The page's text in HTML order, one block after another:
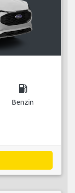
local_gas_station
Benzin